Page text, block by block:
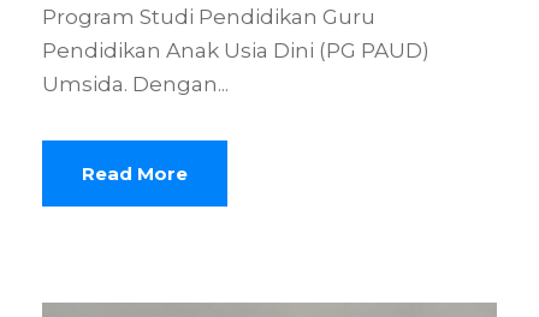
Program Studi Pendidikan Guru
Pendidikan Anak Usia Dini (PG PAUD)
Umsida. Dengan...
Read More